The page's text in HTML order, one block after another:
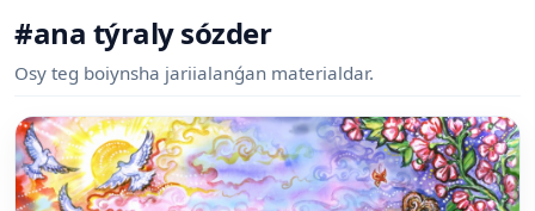
#ana týraly sózder
Osy teg boiynsha jariialanǵan materialdar.